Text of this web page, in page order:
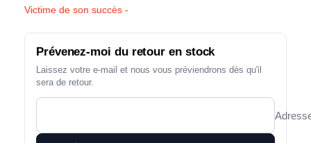
Victime de son succès -
Prévenez-moi du retour en stock
Laissez votre e-mail et nous vous préviendrons dès qu'il
sera de retour.